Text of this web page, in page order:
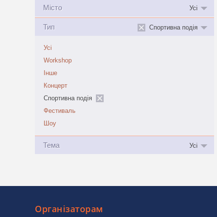
Місто Усі
Тип Спортивна подія
Усі
Workshop
Інше
Концерт
Спортивна подія
Фестиваль
Шоу
Тема Усі
Організаторам